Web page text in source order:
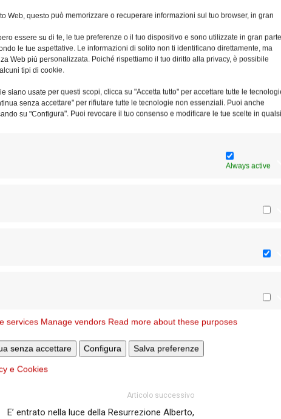
Web, questo può memorizzare o recuperare informazioni sul tuo browser, in gran
essere su di te, le tue preferenze o il tuo dispositivo e sono utilizzate in gran parte
le tue aspettative. Le informazioni di solito non ti identificano direttamente, ma
Web più personalizzata. Poiché rispettiamo il tuo diritto alla privacy, è possibile
tipi di cookie.
siano usate per questi scopi, clicca su "Accetta tutto" per accettare tutte le
senza accettare" per rifiutare tutte le tecnologie non essenziali. Puoi anche
su "Configura". Puoi revocare il tuo consenso e modificare le tue scelte in
Always active
services Manage vendors Read more about these purposes
senza accettare Configura Salva preferenze
e Cookies
dalle 12.00 alle 13.00 a cui farà seguito la
si pregherà in modo speciale per il Santo
la recita del Rosario presso la statua di
Gemelli. Seguirà alle 17.00 la Santa Messa
Cappella della Hall».
Universitario A. Gemelli IRCCS, con il
delle ore 13.05 che sarà presieduta da
di preghiera indicati e tutti possono
liturgica: «Signore Gesù, Redentore del
nella tua passione le nostre sofferenze,
infermo: donagli fiducia e ravviva la sua
Articolo successivo
E’ entrato nella luce della Resurrezione Alberto,